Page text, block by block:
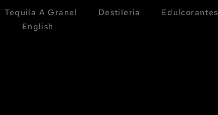
Tequila A Granel Destileria Edulcorantes
English